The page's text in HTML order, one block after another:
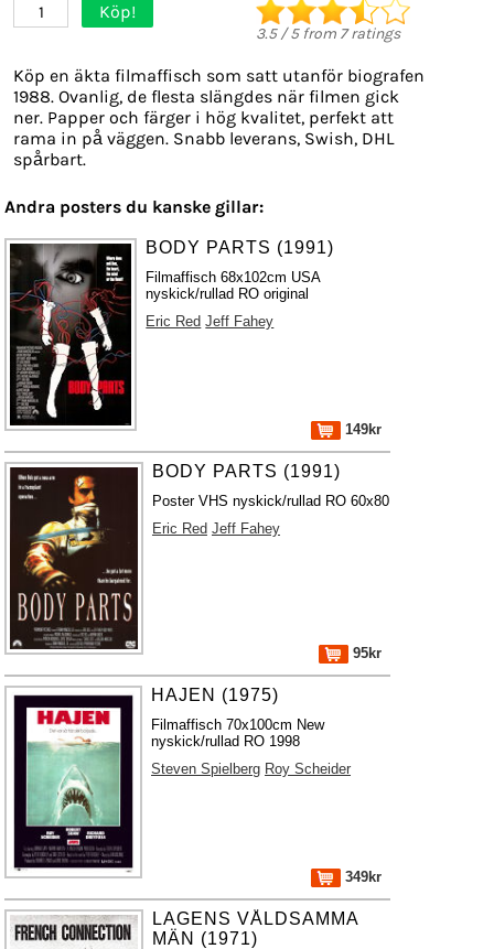
1 Köp!
3.5/5from 7ratings
Köp en äkta filmaffisch som satt utanför biografen
1988. Ovanlig, de flesta slängdes när filmen gick
ner. Papper och färger i hög kvalitet, perfekt att
rama in på väggen. Snabb leverans, Swish, DHL
spårbart.
Andra posters du kanske gillar:
BODY PARTS (1991)
Filmaffisch 68x102cm USA
nyskick/rullad RO original
Eric Red Jeff Fahey
149kr
BODY PARTS (1991)
Poster VHS nyskick/rullad RO 60x80
Eric Red Jeff Fahey
95kr
HAJEN (1975)
Filmaffisch 70x100cm New
nyskick/rullad RO 1998
Steven Spielberg Roy Scheider
349kr
LAGENS VÅLDSAMMA
MÄN (1971)